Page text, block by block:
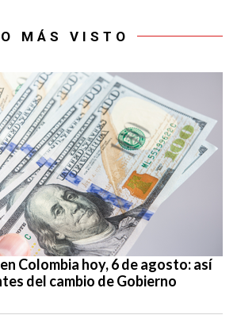
MÁS VISTO
Colombia hoy, 6 de agosto: así
del cambio de Gobierno